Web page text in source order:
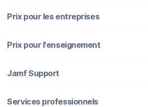
Prix pour les entreprises
Prix pour l'enseignement
Jamf Support
Services professionnels